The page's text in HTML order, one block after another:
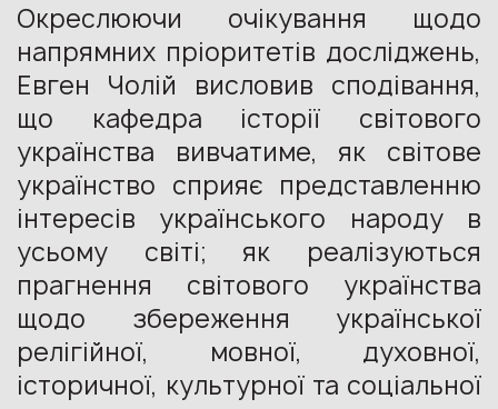
Окреслюючи очікування щодо
напрямних пріоритетів досліджень,
Евген Чолій висловив сподівання,
що кафедра історії світового
українства вивчатиме, як світове
українство сприяє представленню
інтересів українського народу в
усьому світі; як реалізуються
прагнення світового українства
щодо збереження української
релігійної, мовної, духовної,
історичної, культурної та соціальної